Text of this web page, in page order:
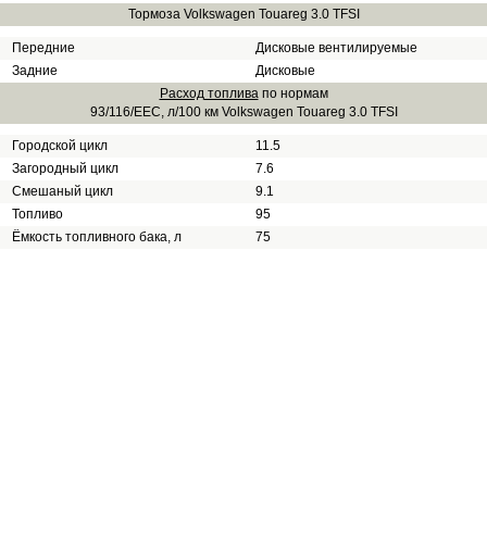
Тормоза Volkswagen Touareg 3.0 TFSI
Передние
Дисковые вентилируемые
Задние
Дисковые
Расход топливапо нормам
93/116/EEC, л/100 км Volkswagen Touareg 3.0 TFSI
Городской цикл
11.5
Загородный цикл
7.6
Смешаный цикл
9.1
Топливо
95
Ёмкость топливного бака, л
75